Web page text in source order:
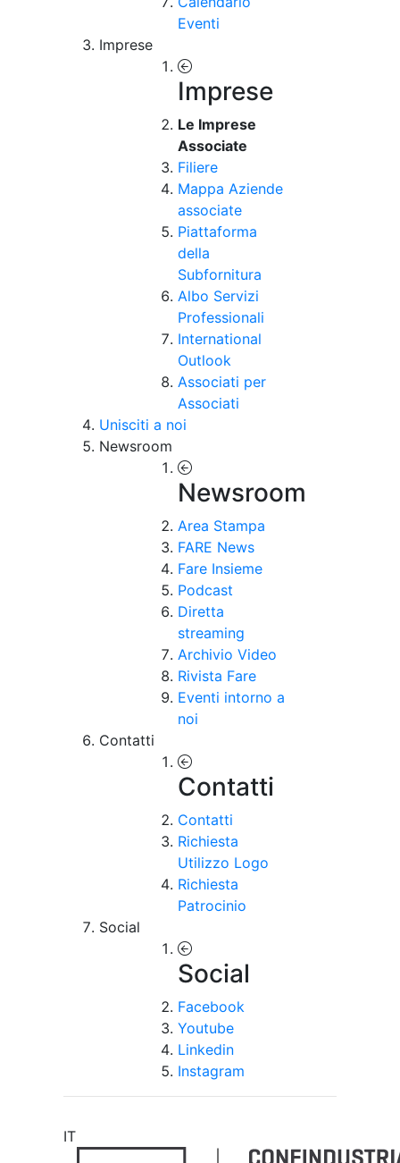
Eventi
Imprese
Imprese
Le Imprese
Associate
Filiere
Mappa Aziende
associate
Piattaforma
della
Subfornitura
Albo Servizi
Professionali
International
Outlook
Associati per
Associati
Unisciti a noi
Newsroom
Newsroom
Area Stampa
FARE News
Fare Insieme
Podcast
Diretta
streaming
Archivio Video
Rivista Fare
Eventi intorno a
noi
Contatti
Contatti
Contatti
Richiesta
Utilizzo Logo
Richiesta
Patrocinio
Social
Social
Facebook
Youtube
Linkedin
Instagram
IT